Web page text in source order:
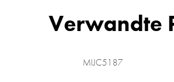
Verwandte
MIJC5187